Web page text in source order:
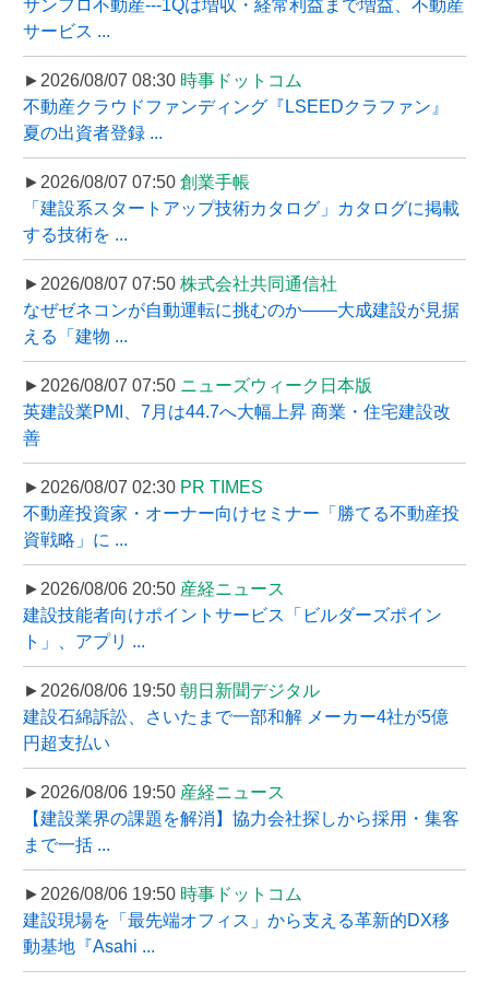
サンフロ不動産---1Qは増収・経常利益まで増益、不動産
サービス ...
►2026/08/07 08:30 時事ドットコム
不動産クラウドファンディング『LSEEDクラファン』
夏の出資者登録 ...
►2026/08/07 07:50 創業手帳
「建設系スタートアップ技術カタログ」カタログに掲載
する技術を ...
►2026/08/07 07:50 株式会社共同通信社
なぜゼネコンが自動運転に挑むのか――大成建設が見据
える「建物 ...
►2026/08/07 07:50 ニューズウィーク日本版
英建設業PMI、7月は44.7へ大幅上昇 商業・住宅建設改
善
►2026/08/07 02:30 PR TIMES
不動産投資家・オーナー向けセミナー「勝てる不動産投
資戦略」に ...
►2026/08/06 20:50 産経ニュース
建設技能者向けポイントサービス「ビルダーズポイン
ト」、アプリ ...
►2026/08/06 19:50 朝日新聞デジタル
建設石綿訴訟、さいたまで一部和解 メーカー4社が5億
円超支払い
►2026/08/06 19:50 産経ニュース
【建設業界の課題を解消】協力会社探しから採用・集客
まで一括 ...
►2026/08/06 19:50 時事ドットコム
建設現場を「最先端オフィス」から支える革新的DX移
動基地『Asahi ...